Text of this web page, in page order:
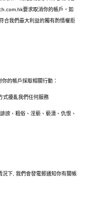
要求取消你的帳戶。如
合我們最大利益的獨有酌情權拒
你的帳戶採取相關行動：
式擾亂我們任何服務
謗、粗俗、淫褻、褻瀆、仇恨、
況下 我們會發電郵通知你有關帳